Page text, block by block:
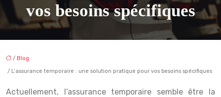
vos besoins spécifiques
/ Blog
/ L’assurance temporaire : une solution pratique pour vos besoins spécifiques
Actuellement, l’assurance temporaire semble être la